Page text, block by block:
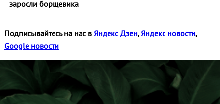
заросли борщевика
Подписывайтесь на нас в Яндекс Дзен, Яндекс новости,
Google новости